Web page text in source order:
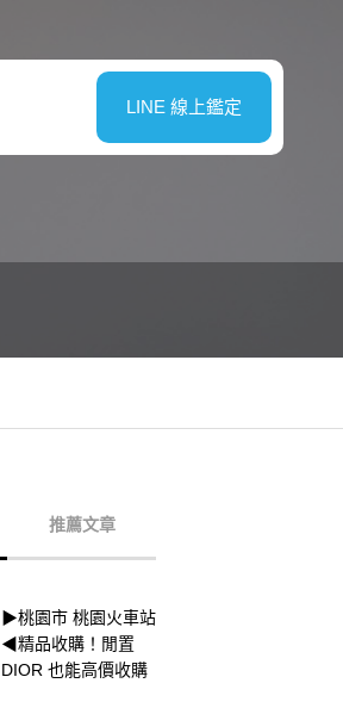
LINE 線上鑑定
推薦文章
▶桃園市 桃園火車站
◀精品收購！閒置
DIOR 也能高價收購
▶新北市永和區 捷運
頂溪站◀ FENDI 品
牌包款收購